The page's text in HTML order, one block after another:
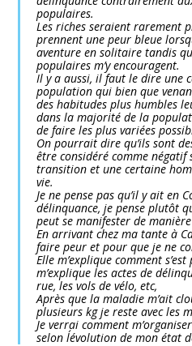
populaires.
Les riches seraient rarement
prennent une peur bleue
aventure en solitaire tandis
populaires m’y encouragent.
Il y a aussi, il faut le dire une
population qui bien que
des habitudes plus humbles
dans la majorité de la
de faire les plus variées
On pourrait dire qu’ils sont
être considéré comme négatif
transition et une certaine
vie.
Je ne pense pas qu’il y ait en
délinquance, je pense plutôt
peut se manifester de
En arrivant chez ma tante à
faire peur et pour que je ne
Elle m’explique comment
m’explique les actes de
rue, les vols de vélo, etc,
Après que la maladie m’ait
plusieurs kg je reste avec les
Je verrai comment
selon l´évolution de mon état